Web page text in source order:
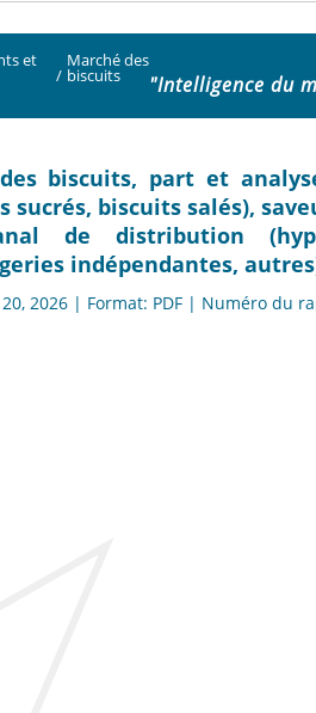
et
/
Marché des
biscuits "Intelligence du
biscuits, part et
sucrés, biscuits salés),
de distribution
indépendantes,
2026 | Format: PDF | Numéro du